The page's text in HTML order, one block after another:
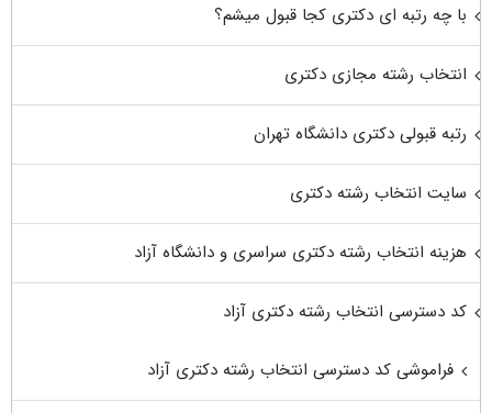
با چه رتبه ای دکتری کجا قبول میشم؟
انتخاب رشته مجازی دکتری
رتبه قبولی دکتری دانشگاه تهران
سایت انتخاب رشته دکتری
هزینه انتخاب رشته دکتری سراسری و دانشگاه آزاد
کد دسترسی انتخاب رشته دکتری آزاد
فراموشی کد دسترسی انتخاب رشته دکتری آزاد